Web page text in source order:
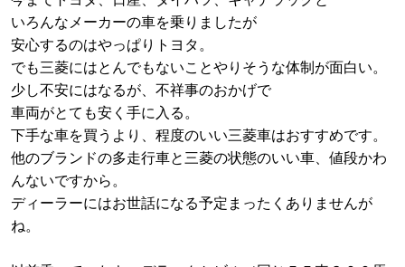
いろんなメーカーの車を乗りましたが
安心するのはやっぱりトヨタ。
でも三菱にはとんでもないことやりそうな体制が面白い。
少し不安にはなるが、不祥事のおかげで
車両がとても安く手に入る。
下手な車を買うより、程度のいい三菱車はおすすめです。
他のブランドの多走行車と三菱の状態のいい車、値段かわ
んないですから。
ディーラーにはお世話になる予定まったくありませんが
ね。